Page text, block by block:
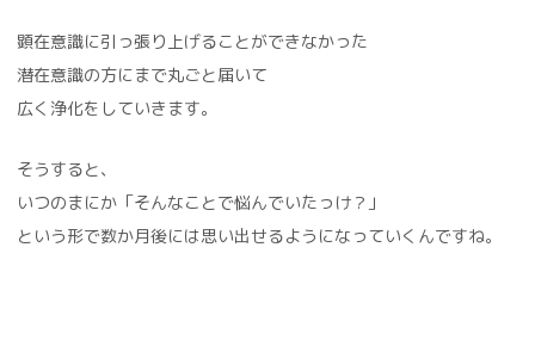
顕在意識に引っ張り上げることができなかった
潜在意識の方にまで丸ごと届いて
広く浄化をしていきます。
そうすると、
いつのまにか「そんなことで悩んでいたっけ？」
という形で数か月後には思い出せるようになっていくんですね。